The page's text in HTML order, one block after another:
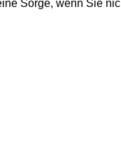
Sorge, wenn Sie